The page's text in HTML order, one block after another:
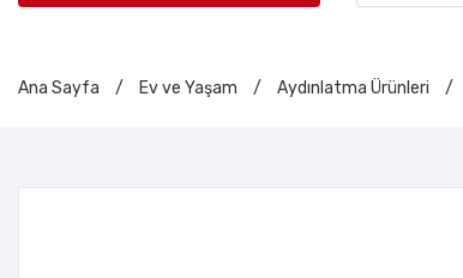
Ana Sayfa / Ev ve Yaşam / Aydınlatma Ürünleri /